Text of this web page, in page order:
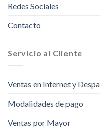
Redes Sociales
Contacto
Servicio al Cliente
Ventas en Internet y
Modalidades de pago
Ventas por Mayor